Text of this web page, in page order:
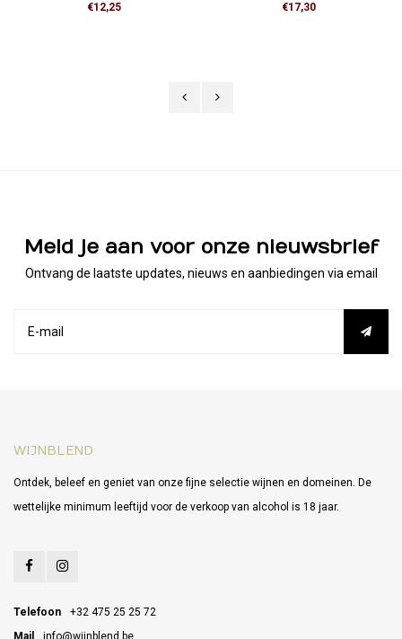
€12,25 €17,30
Meld je aan voor onze nieuwsbrief
Ontvang de laatste updates, nieuws en aanbiedingen via email
WIJNBLEND
Ontdek, beleef en geniet van onze fijne selectie wijnen en domeinen. De
wettelijke minimum leeftijd voor de verkoop van alcohol is 18 jaar.
Telefoon
+32 475 25 25 72